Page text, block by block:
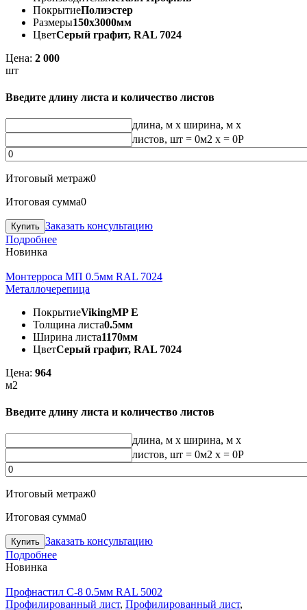
ПокрытиеПолиэстер
Размеры150х3000мм
ЦветСерый графит, RAL 7024
Цена: 2 000
шт
Введите длину листа и количество листов
длина, м x ширина, м x
листов, шт = 0м2 x = 0Р
Итоговый метраж0
Итоговая сумма0
Заказать консультацию
Подробнее
Новинка
Монтерроса МП 0.5мм RAL 7024
Металлочерепица
ПокрытиеVikingMP E
Толщина листа0.5мм
Ширина листа1170мм
ЦветСерый графит, RAL 7024
Цена: 964
м2
Введите длину листа и количество листов
длина, м x ширина, м x
листов, шт = 0м2 x = 0Р
Итоговый метраж0
Итоговая сумма0
Заказать консультацию
Подробнее
Новинка
Профнастил С-8 0.5мм RAL 5002
Профилированный лист, Профилированный лист,